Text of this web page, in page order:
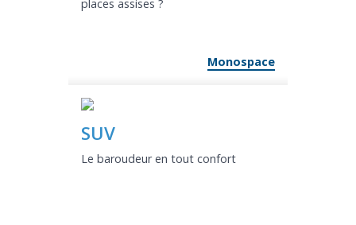
places assises ?
Monospace
SUV
Le baroudeur en tout confort